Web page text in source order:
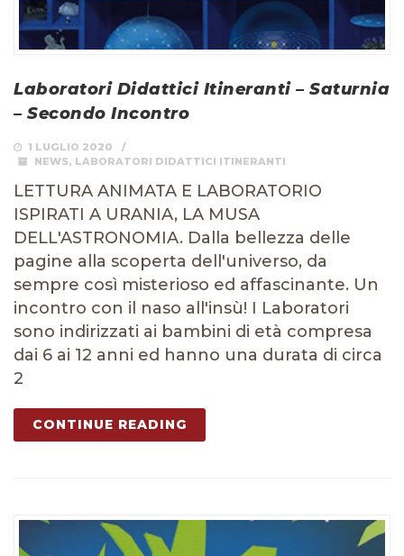
Laboratori Didattici Itineranti – Saturnia
– Secondo Incontro
1 LUGLIO 2020
NEWS, LABORATORI DIDATTICI ITINERANTI
LETTURA ANIMATA E LABORATORIO
ISPIRATI A URANIA, LA MUSA
DELL'ASTRONOMIA. Dalla bellezza delle
pagine alla scoperta dell'universo, da
sempre così misterioso ed affascinante. Un
incontro con il naso all'insù! I Laboratori
sono indirizzati ai bambini di età compresa
dai 6 ai 12 anni ed hanno una durata di circa
2
CONTINUE READING